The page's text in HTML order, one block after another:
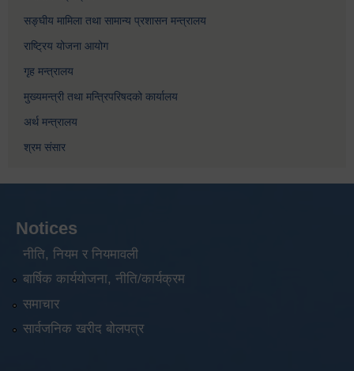
सङ्घीय मामिला तथा सामान्य प्रशासन मन्त्रालय
राष्ट्रिय योजना आयोग
गृह मन्त्रालय
मुख्यमन्त्री तथा मन्त्रिपरिषदको कार्यालय
अर्थ मन्त्रालय
श्रम संसार
Notices
नीति, नियम र नियमावली
बार्षिक कार्ययोजना, नीति/कार्यक्रम
समाचार
सार्वजनिक खरीद बोलपत्र